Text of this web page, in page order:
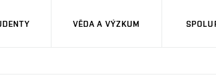
VĚDA A VÝZKUM